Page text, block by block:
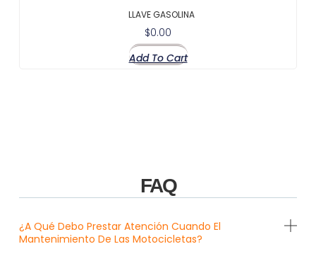
LLAVE GASOLINA
$0.00
Add To Cart
FAQ
¿A Qué Debo Prestar Atención Cuando El
Mantenimiento De Las Motocicletas?